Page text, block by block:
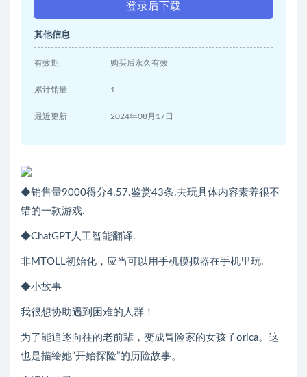
登录后下载
其他信息
有效期 购买后永久有效
累计销量 1
最近更新 2024年08月17日
◆销售量9000得分4.57.鉴赏43条.去玩具体内容素养很不
错的一款游戏.
◆ChatGPT人工智能翻译.
非MTOLL初始化，应当可以用手机模拟器在手机里玩.
◆小故事
我很想协助遇到困难的人群！
为了能追逐向往的老前辈，变成冒险家的女孩子orica。这
也是描绘她“开始探险”的历险故事。